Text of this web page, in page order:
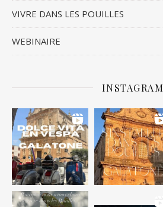
VIVRE DANS LES POUILLES
WEBINAIRE
INSTAGRAM